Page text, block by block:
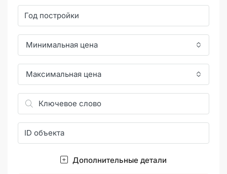
Минимальная цена
Максимальная цена
Дополнительные детали